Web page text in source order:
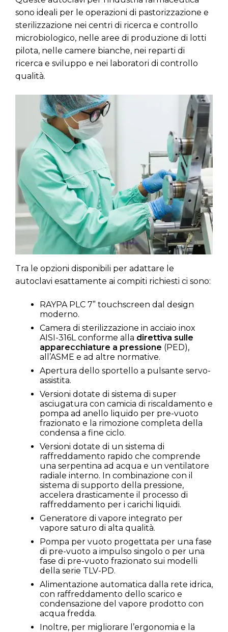
sono ideali per le operazioni di pastorizzazione e
sterilizzazione nei centri di ricerca e controllo
microbiologico, nelle aree di produzione di lotti
pilota, nelle camere bianche, nei reparti di
ricerca e sviluppo e nei laboratori di controllo
qualità.
Tra le opzioni disponibili per adattare le
autoclavi esattamente ai compiti richiesti ci sono:
RAYPA PLC 7” touchscreen dal design
moderno.
Camera di sterilizzazione in acciaio inox
AISI-316L conforme alla direttiva sulle
apparecchiature a pressione (PED),
all’ASME e ad altre normative.
Apertura dello sportello a pulsante servo-
assistita.
Versioni dotate di sistema di super
asciugatura con camicia di riscaldamento e
pompa ad anello liquido per pre-vuoto
frazionato e la rimozione completa della
condensa a fine ciclo.
Versioni dotate di un sistema di
raffreddamento rapido che comprende
una serpentina ad acqua e un ventilatore
radiale interno. In combinazione con il
sistema di supporto della pressione,
accelera drasticamente il processo di
raffreddamento per i carichi liquidi.
Generatore di vapore integrato per
vapore saturo di alta qualità.
Pompa per vuoto progettata per una fase
di pre-vuoto a impulso singolo o per una
fase di pre-vuoto frazionato sui modelli
della serie TLV-PD.
Alimentazione automatica dalla rete idrica,
con raffreddamento dello scarico e
condensazione del vapore prodotto con
acqua fredda.
Inoltre, per migliorare l’ergonomia e la